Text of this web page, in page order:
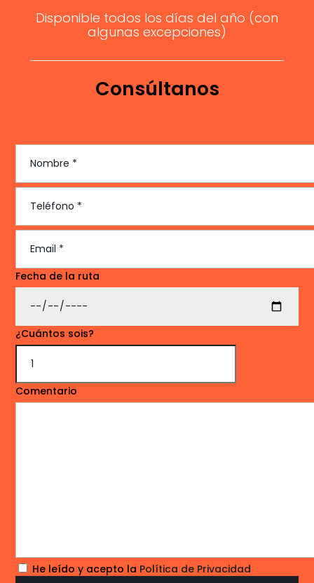
Disponible todos los días del año (con
algunas excepciones)
Consúltanos
Fecha de la ruta
¿Cuántos sois?
Comentario
He leído y acepto la Política de Privacidad